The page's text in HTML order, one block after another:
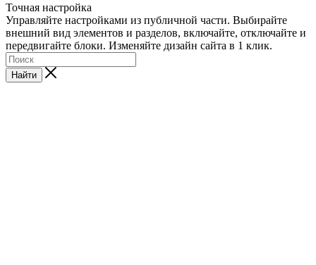
Точная настройка
Управляйте настройками из публичной части. Выбирайте
внешний вид элементов и разделов, включайте, отключайте и
передвигайте блоки. Изменяйте дизайн сайта в 1 клик.
Найти